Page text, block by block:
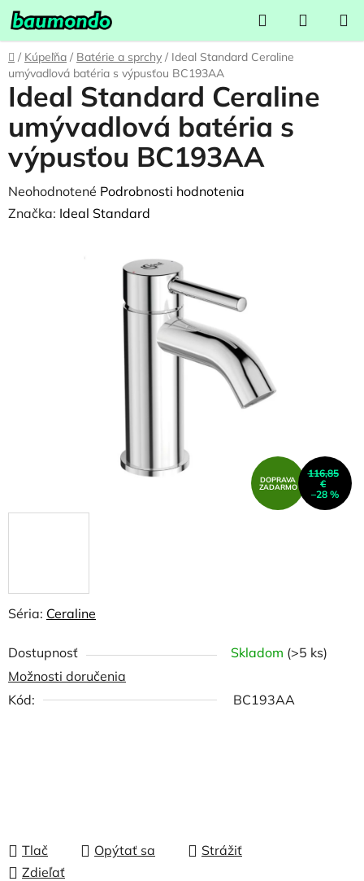
Prejsť
na
obsah
Hľadať
KOŠÍK
Domov
/ Kúpeľňa / Batérie a sprchy / Ideal Standard Ceraline
umývadlová batéria s výpusťou BC193AA
Séria: Ceraline
Dostupnosť Skladom (>5 ks)
Možnosti doručenia
Kód:
BC193AA
Tlač Opýtať sa
Strážiť
Zdieľať
Ideal Standard Ceraline
umývadlová batéria s
výpusťou BC193AA
Priemerné
hodnotenie
Neohodnotené Podrobnosti hodnotenia
Značka: Ideal Standard
DOPRAVA
ZADARMO
116,85
€
–28 %